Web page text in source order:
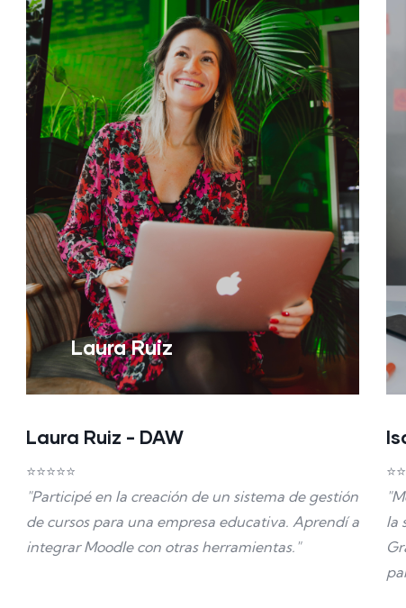
Laura Ruiz
Laura Ruiz - DAW
⭐⭐⭐⭐⭐
"Participé en la creación de un sistema de gestión
de cursos para una empresa educativa. Aprendí a
integrar Moodle con otras herramientas."
la